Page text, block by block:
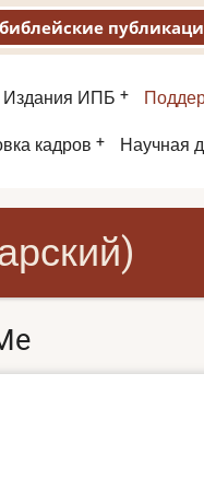
Издания ИПБ
кадров Научная